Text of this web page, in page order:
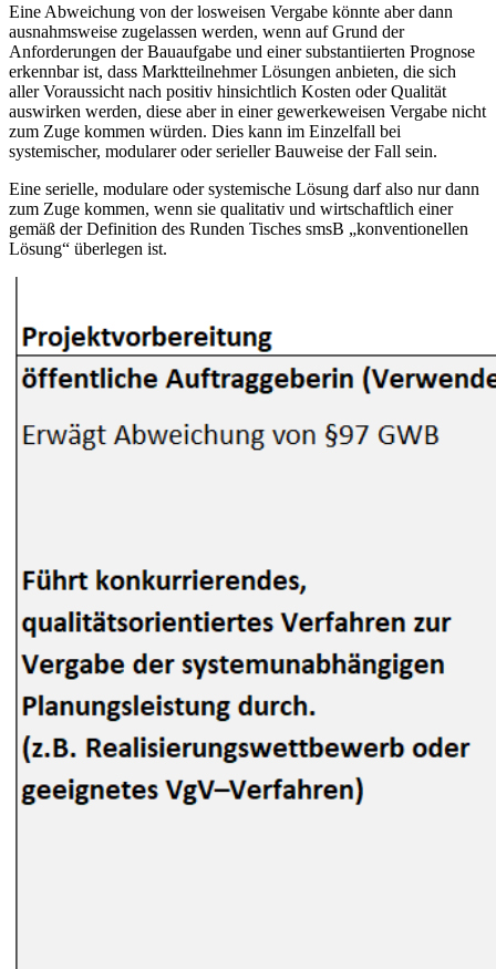
Eine Abweichung von der losweisen Vergabe könnte aber dann
ausnahmsweise zugelassen werden, wenn auf Grund der
Anforderungen der Bauaufgabe und einer substantiierten Prognose
erkennbar ist, dass Marktteilnehmer Lösungen anbieten, die sich
aller Voraussicht nach positiv hinsichtlich Kosten oder Qualität
auswirken werden, diese aber in einer gewerkeweisen Vergabe nicht
zum Zuge kommen würden. Dies kann im Einzelfall bei
systemischer, modularer oder serieller Bauweise der Fall sein.
Eine serielle, modulare oder systemische Lösung darf also nur dann
zum Zuge kommen, wenn sie qualitativ und wirtschaftlich einer
gemäß der Definition des Runden Tisches smsB „konventionellen
Lösung“ überlegen ist.